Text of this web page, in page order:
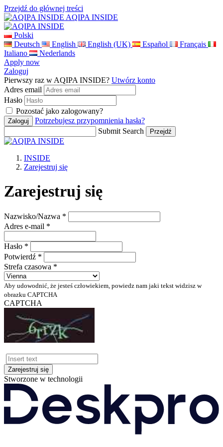
Przejdź do głównej treści
AQIPA INSIDE
Polski
Deutsch
English English (UK) Español
Français
Italiano
Nederlands
Apply now
Zaloguj
Pierwszy raz w AQIPA INSIDE? Utwórz konto
Adres email
Hasło
Pozostać jako zalogowany?
Potrzebujesz przypomnienia hasła?
Submit Search
INSIDE
Zarejestruj się
Zarejestruj się
Nazwisko/Nazwa *
Adres e-mail *
Hasło *
Potwierdź *
Strefa czasowa *
Aby udowodnić, że jesteś człowiekiem, powiedz nam jaki tekst widzisz w
obrazku CAPTCHA
CAPTCHA
Zarejestruj się
Stworzone w technologii